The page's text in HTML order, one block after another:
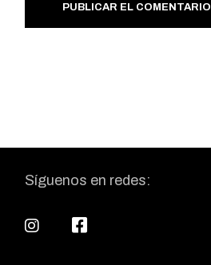
PUBLICAR EL COMENTARIO
Síguenos en redes: